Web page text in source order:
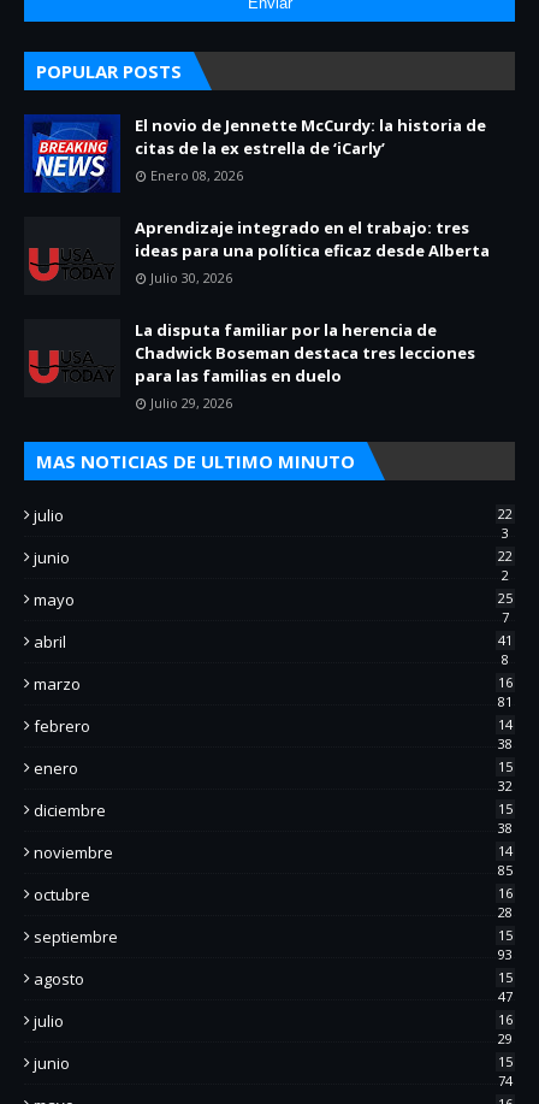
POPULAR POSTS
El novio de Jennette McCurdy: la historia de
citas de la ex estrella de ‘iCarly’
Enero 08, 2026
Aprendizaje integrado en el trabajo: tres
ideas para una política eficaz desde Alberta
Julio 30, 2026
La disputa familiar por la herencia de
Chadwick Boseman destaca tres lecciones
para las familias en duelo
Julio 29, 2026
MAS NOTICIAS DE ULTIMO MINUTO
julio
22
3
junio
22
2
mayo
25
7
abril
41
8
marzo
16
81
febrero
14
38
enero
15
32
diciembre
15
38
noviembre
14
85
octubre
16
28
septiembre
15
93
agosto
15
47
julio
16
29
junio
15
74